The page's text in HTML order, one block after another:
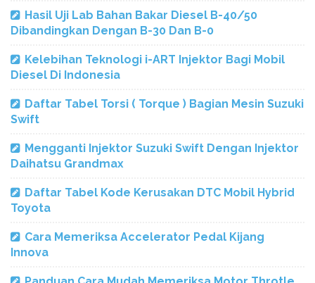
Hasil Uji Lab Bahan Bakar Diesel B-40/50
Dibandingkan Dengan B-30 Dan B-0
Kelebihan Teknologi i-ART Injektor Bagi Mobil
Diesel Di Indonesia
Daftar Tabel Torsi ( Torque ) Bagian Mesin Suzuki
Swift
Mengganti Injektor Suzuki Swift Dengan Injektor
Daihatsu Grandmax
Daftar Tabel Kode Kerusakan DTC Mobil Hybrid
Toyota
Cara Memeriksa Accelerator Pedal Kijang
Innova